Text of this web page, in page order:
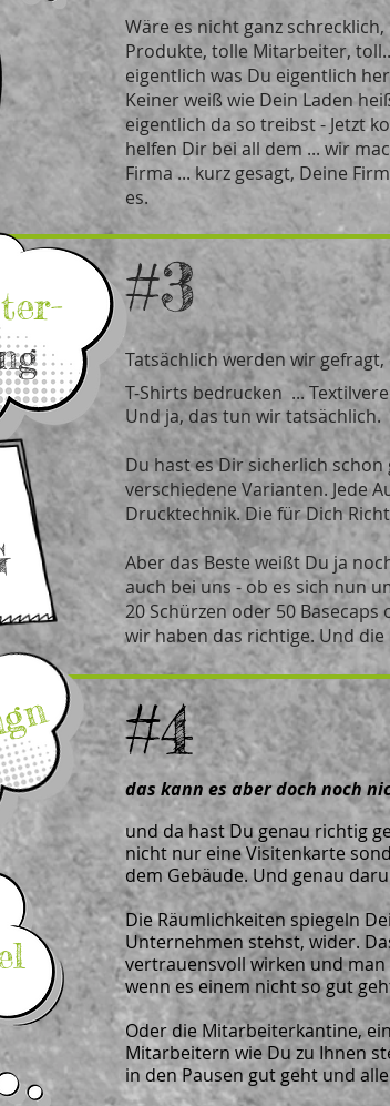
Wäre es nicht ganz
Produkte, tolle Mitarbeiter,
eigentlich was Du eigentlich
Keiner weiß wie Dein Laden
eigentlich da so treibst - Jetzt
helfen Dir bei all dem ... wir
Firma ... kurz gesagt, Deine
es.
#3
Tatsächlich werden wir
T-Shirts bedrucken ...
Und ja, das tun wir tatsächlich.
Du hast es Dir sicherlich
verschiedene Varianten. Jede
Drucktechnik. Die für Dich
Aber das Beste weißt Du ja
auch bei uns - ob es sich nun
20 Schürzen oder 50 Basecaps
wir haben das richtige. Und
#4
das kann es aber doch noch
und da hast Du genau richtig
nicht nur eine Visitenkarte
dem Gebäude. Und genau
Die Räumlichkeiten spiegeln
Unternehmen stehst, wider.
vertrauensvoll wirken und
wenn es einem nicht so gut
Oder die Mitarbeiterkantine,
Mitarbeitern wie Du zu Ihnen
in den Pausen gut geht und